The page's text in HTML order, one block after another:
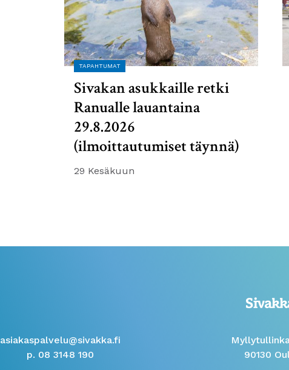
TAPAHTUMAT
Sivakan asukkaille retki
Ranualle lauantaina
29.8.2026
(ilmoittautumiset täynnä)
29 Kesäkuun
asiakaspalvelu@sivakka.fi
p. 08 3148 190
90130